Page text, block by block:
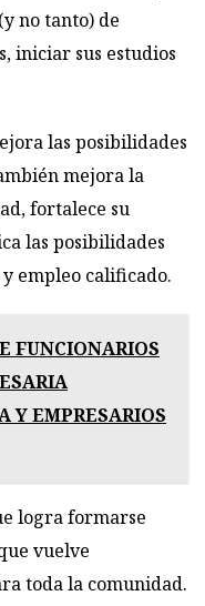
no tanto) de
iniciar sus estudios
las posibilidades
mejora la
fortalece su
las posibilidades
empleo calificado.
FUNCIONARIOS
Y EMPRESARIOS
logra formarse
vuelve
toda la comunidad.